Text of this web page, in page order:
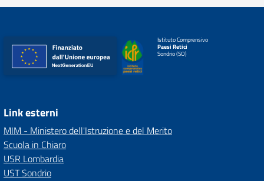
Istituto Comprensivo
Paesi Retici
Sondrio (SO)
Link esterni
MIM - Ministero dell'Istruzione e del Merito
Scuola in Chiaro
USR Lombardia
UST Sondrio